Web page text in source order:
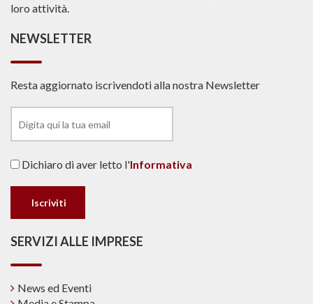
loro attività.
NEWSLETTER
Resta aggiornato iscrivendoti alla nostra Newsletter
Dichiaro di aver letto l'Informativa
SERVIZI ALLE IMPRESE
News ed Eventi